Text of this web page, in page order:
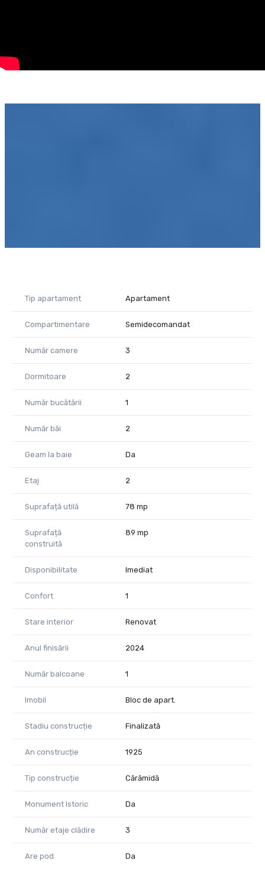
CP2332636
Tip apartament Apartament
Compartimentare Semidecomandat
Număr camere 3
Dormitoare 2
Număr bucătării 1
Număr băi 2
Geam la baie Da
Etaj 2
Suprafață utilă 78 mp
Suprafață
construită
89 mp
Disponibilitate Imediat
Confort 1
Stare interior Renovat
Anul finisării 2024
Număr balcoane 1
Imobil Bloc de apart.
Stadiu construcție Finalizată
An construcție 1925
Tip construcție Cărămidă
Monument Istoric Da
Număr etaje clădire 3
Are pod Da